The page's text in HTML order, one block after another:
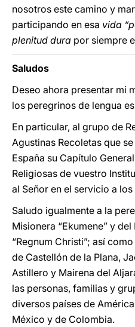
nosotros este camino y
participando en esa vida
plenitud dura por siempre
Saludos
Deseo ahora presentar mi
los peregrinos de lengua
En particular, al grupo de
Agustinas Recoletas que
España su Capítulo
Religiosas de vuestro
al Señor en el servicio a
Saludo igualmente a la
Misionera “Ekumene” y
“Regnum Christi”; así
de Castellón de la Plana,
Astillero y Mairena del
las personas, familias y
diversos países de
México y de Colombia.